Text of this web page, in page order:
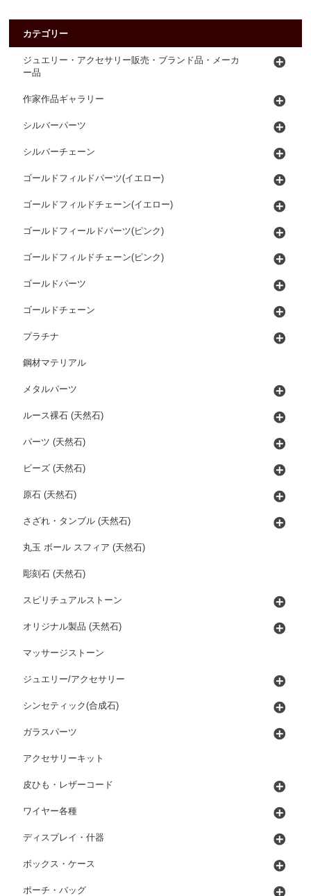
カテゴリー
ジュエリー・アクセサリー販売・ブランド品・メーカ
ー品
作家作品ギャラリー
シルバーパーツ
シルバーチェーン
ゴールドフィルドパーツ(イエロー)
ゴールドフィルドチェーン(イエロー)
ゴールドフィールドパーツ(ピンク)
ゴールドフィルドチェーン(ピンク)
ゴールドパーツ
ゴールドチェーン
プラチナ
鋼材マテリアル
メタルパーツ
ルース裸石 (天然石)
パーツ (天然石)
ビーズ (天然石)
原石 (天然石)
さざれ・タンブル (天然石)
丸玉 ボール スフィア (天然石)
彫刻石 (天然石)
スピリチュアルストーン
オリジナル製品 (天然石)
マッサージストーン
ジュエリー/アクセサリー
シンセティック(合成石)
ガラスパーツ
アクセサリーキット
皮ひも・レザーコード
ワイヤー各種
ディスプレイ・什器
ボックス・ケース
ポーチ・バッグ